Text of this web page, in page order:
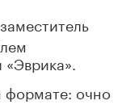
, заместитель
очно